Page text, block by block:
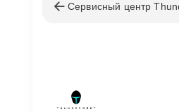
Сервисный центр